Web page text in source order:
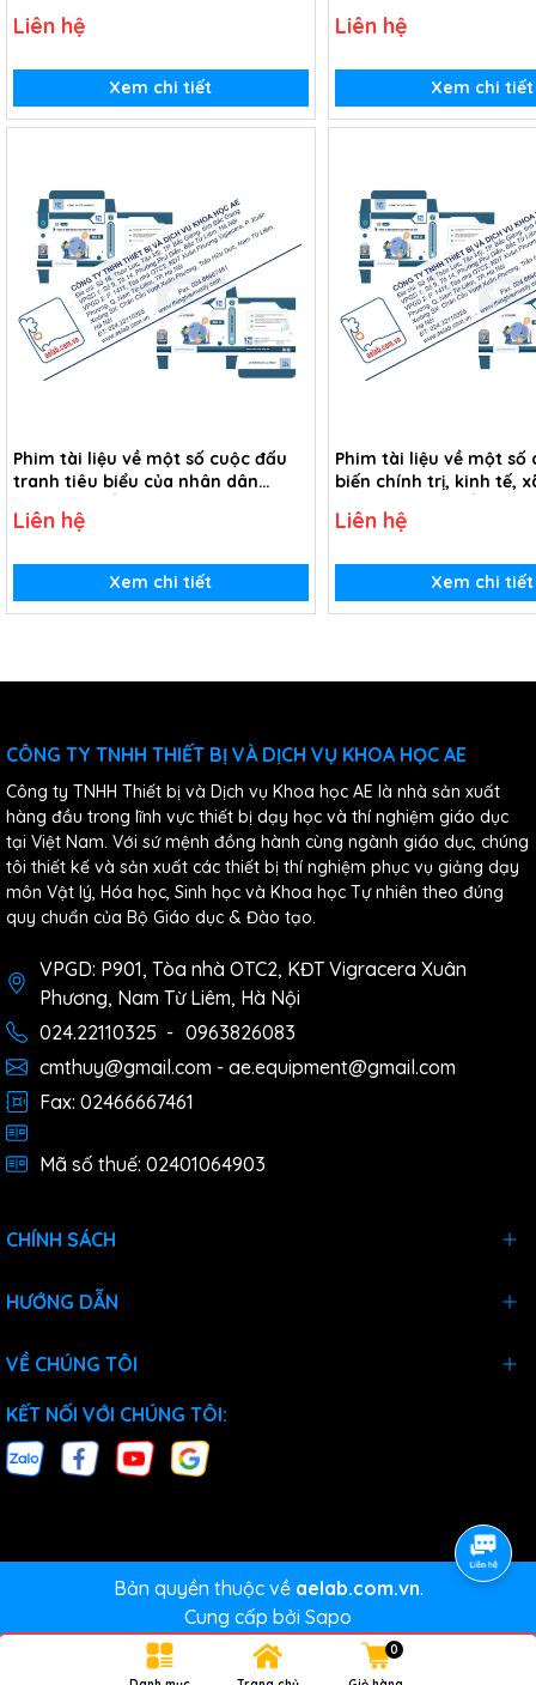
Liên hệ
Xem chi tiết
Liên hệ
Xem chi tiết
Phim tài liệu về một số cuộc đấu
tranh tiêu biểu của nhân dân
phương Tây từ thế kỉ XVI đến thế kỉ
Liên hệ
Xem chi tiết
Phim tài liệu về một số
biến chính trị, kinh tế,
thế kỉ XIX (USB Video)
Liên hệ
Xem chi tiết
CÔNG TY TNHH THIẾT BỊ VÀ DỊCH VỤ KHOA HỌC AE
Công ty TNHH Thiết bị và Dịch vụ Khoa học AE là nhà sản xuất
hàng đầu trong lĩnh vực thiết bị dạy học và thí nghiệm giáo dục
tại Việt Nam. Với sứ mệnh đồng hành cùng ngành giáo dục, chúng
tôi thiết kế và sản xuất các thiết bị thí nghiệm phục vụ giảng dạy
môn Vật lý, Hóa học, Sinh học và Khoa học Tự nhiên theo đúng
quy chuẩn của Bộ Giáo dục & Đào tạo.
VPGD: P901, Tòa nhà OTC2, KĐT Vigracera Xuân
Phương, Nam Từ Liêm, Hà Nội
024.22110325 - 0963826083
cmthuy@gmail.com - ae.equipment@gmail.com
Fax: 02466667461
Mã số thuế: 02401064903
CHÍNH SÁCH
HƯỚNG DẪN
VỀ CHÚNG TÔI
KẾT NỐI VỚI CHÚNG TÔI:
Bản quyền thuộc về aelab.com.vn.
Cung cấp bởi Sapo
0